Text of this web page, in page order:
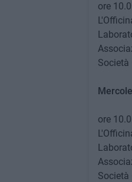
ore
Società
ore
Società